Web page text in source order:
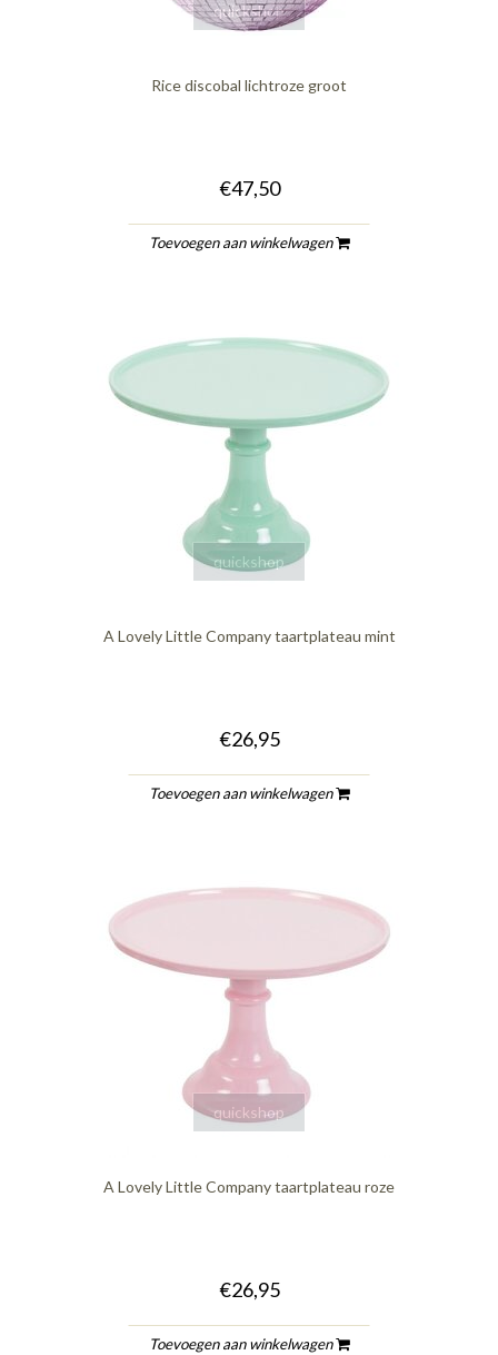
quickshop
Rice discobal lichtroze groot
€47,50
Toevoegen aan winkelwagen
quickshop
A Lovely Little Company taartplateau mint
€26,95
Toevoegen aan winkelwagen
quickshop
A Lovely Little Company taartplateau roze
€26,95
Toevoegen aan winkelwagen